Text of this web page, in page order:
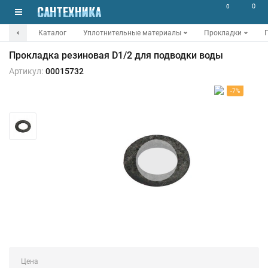
0 0
Каталог Уплотнительные материалы Прокладки
Прокладка резиновая D1/2 для подводки воды
Артикул: 00015732
-7%
Цена